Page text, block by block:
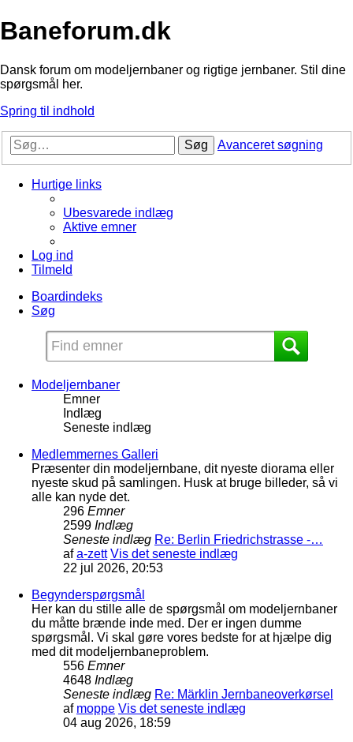
Baneforum.dk
Dansk forum om modeljernbaner og rigtige jernbaner. Stil dine
spørgsmål her.
Spring til indhold
Søg Avanceret søgning
Hurtige links
Ubesvarede indlæg
Aktive emner
Log ind
Tilmeld
Boardindeks
Søg
Modeljernbaner
Emner
Indlæg
Seneste indlæg
Medlemmernes Galleri
Præsenter din modeljernbane, dit nyeste diorama eller
nyeste skud på samlingen. Husk at bruge billeder, så vi
alle kan nyde det.
296 Emner
2599 Indlæg
Seneste indlæg Re: Berlin Friedrichstrasse -…
afa-zett Vis det seneste indlæg
22 jul 2026, 20:53
Begynderspørgsmål
Her kan du stille alle de spørgsmål om modeljernbaner
du måtte brænde inde med. Der er ingen dumme
spørgsmål. Vi skal gøre vores bedste for at hjælpe dig
med dit modeljernbaneproblem.
556 Emner
4648 Indlæg
Seneste indlæg Re: Märklin Jernbaneoverkørsel
af moppe Vis det seneste indlæg
04 aug 2026, 18:59